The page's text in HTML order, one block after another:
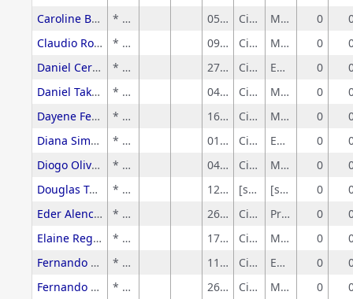
Caroline Berbel Ribeiro
* Sem rótulo 05/03/2025 Ciências Exatas e da Terra Matemática 0
Claudio Roberto de Oliveira
* Sem rótulo 09/09/2025 Ciências Exatas e da Terra Matemática 0
Daniel Cergoli
* Sem rótulo 27/03/2017 Ciências Humanas Educação 0
Daniel Takahashi Demetrio de Aquino
* Sem rótulo 04/09/2014 Ciências Exatas e da Terra Matemática 0
Dayene Ferreira dos Santos
* Sem rótulo 16/12/2025 Ciências Exatas e da Terra Matemática 0
Diana Simões Ferreira
* Sem rótulo 01/09/2023 Ciências Humanas Educação 0
Diogo Oliveira Soares
* Sem rótulo 04/06/2024 Ciências Exatas e da Terra Matemática 0
Douglas Takasu Bomfim de Oliveira
* Sem rótulo 12/06/2017 [sem-grandeArea] [sem-area] 0
Eder Alencar Silva
* Sem rótulo 26/06/2025 Ciências Exatas e da Terra Probabilidade e Estatística 0
Elaine Regina Marquezin Marinho
* Sem rótulo 17/01/2023 Ciências Exatas e da Terra Matemática 0
Fernando Pavan Guido
* Sem rótulo 11/01/2026 Ciências Humanas Educação 0
Fernando Siqueira Vieira Lima
* Sem rótulo 26/10/2021 Ciências Exatas e da Terra Matemática 0